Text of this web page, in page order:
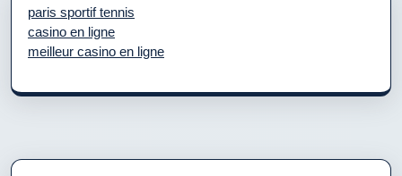
paris sportif tennis
casino en ligne
meilleur casino en ligne